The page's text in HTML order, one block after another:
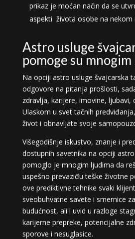
prikaz je moćan način da se
aspekti života osobe na nekom
Astro usluge
pomoge su
Na opciji astro usluge švajcarska
odgovore na pitanja prošlosti,
zdravlja, karijere, imovine, ljubavi,
Ulaskom u svet tačnih
život i obnavljate svoje
Višegodišnje iskustvo, znanje i
dostupnih savetnika na opciji
pomoglo je mnogim ljudima da
uspešno prevaziđu teške životne
ove prediktivne tehnike svaki
sveobuhvatne savete i smernice
budućnost, ali i uvid u razloge
karijerne prepreke, potencijalne
sporove i nesuglasice.